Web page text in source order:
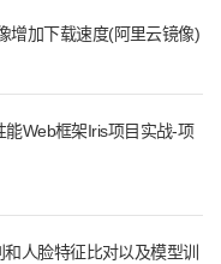
增加下载速度(阿里云镜像)
Web框架Iris项目实战-项
人脸特征比对以及模型训